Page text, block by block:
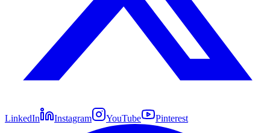
LinkedIn Instagram YouTube Pinterest